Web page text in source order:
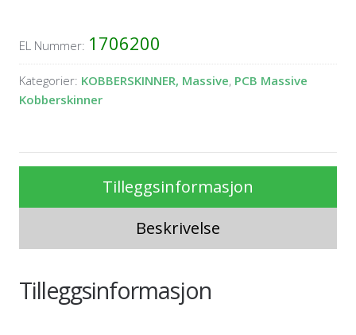
EL Nummer: 1706200
Kategorier: KOBBERSKINNER, Massive, PCB Massive
Kobberskinner
Tilleggsinformasjon
Beskrivelse
Tilleggsinformasjon